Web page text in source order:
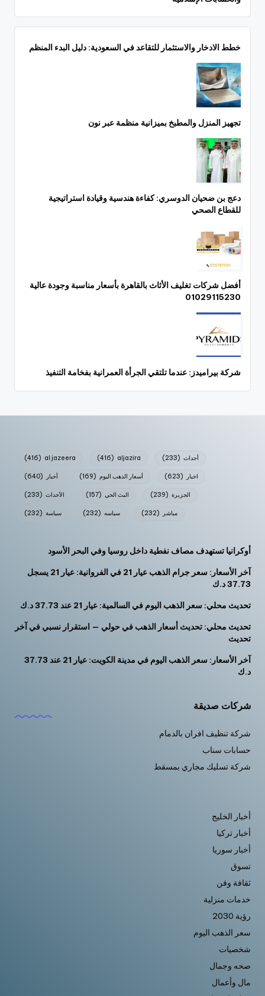
خطط الادخار والاستثمار للتقاعد في السعودية: دليل البدء المنظم
تجهيز المنزل والمطبخ بميزانية منظمة عبر نون
دعج بن ضحيان الدوسري: كفاءة هندسية وقيادة استراتيجية
للقطاع الصحي
أفضل شركات تغليف الأثاث بالقاهرة بأسعار مناسبة وجودة عالية
01029115230
شركة بيراميدز: عندما تلتقي الجرأة العمرانية بفخامة التنفيذ
al jazeera
(416) aljazira
(416) أحداث (233)
أخبار (640) أسعار الذهب اليوم (169) اخبار (623)
الأحداث (233) البث الحي (157) الجزيرة (239)
سياسة (232) سياسه (232) مباشر (232)
أوكرانيا تستهدف مصاف نفطية داخل روسيا وفي البحر الأسود
آخر الأسعار: سعر جرام الذهب عيار 21 في الفروانية: عيار 21 يسجل
37.73 د.ك
تحديث محلي: سعر الذهب اليوم في السالمية: عيار 21 عند 37.73 د.ك
تحديث محلي: تحديث أسعار الذهب في حولي — استقرار نسبي في آخر
تحديث
آخر الأسعار: سعر الذهب اليوم في مدينة الكويت: عيار 21 عند 37.73
د.ك
شركات صديقة
شركة تنظيف افران بالدمام
حسابات سناب
شركة تسليك مجاري بمسقط
أخبار الخليج
أخبار تركيا
أخبار سوريا
تسوق
ثقافة وفن
خدمات منزلية
رؤية 2030
سعر الذهب اليوم
شخصيات
صحه وجمال
مال وأعمال